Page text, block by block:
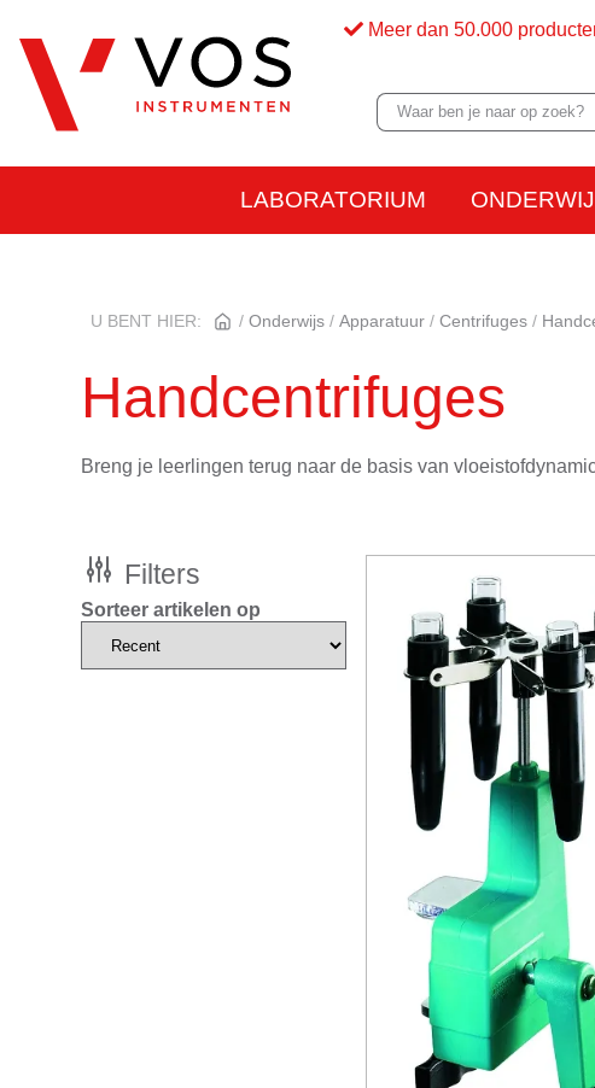
Meer dan 50.000
LABORATORIUM
U BENT HIER: Onderwijs Apparatuur Centrifuges
Handcentrifuges
Breng je leerlingen terug naar de basis van
Filters
Sorteer artikelen op